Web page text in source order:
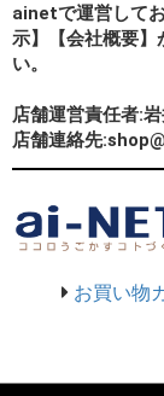
ainetで運営して
示】【会社概要】
い。
店舗運営責任者:岩
店舗連絡先
お買い物